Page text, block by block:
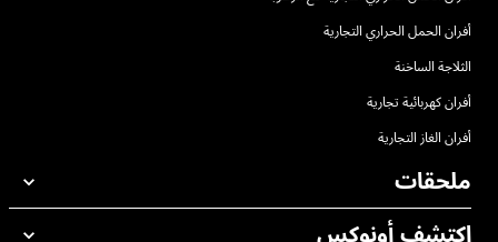
أفران الحمل الحراري التجارية
الثلاجة الساخنة
أفران كهربائية تجارية
أفران الغاز التجارية
ملحقات
جميع الملحقات
اكتشف أونوكس